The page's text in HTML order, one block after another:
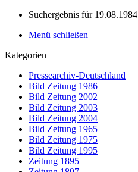
Suchergebnis für 19.08.1984
Menü schließen
Kategorien
Pressearchiv-Deutschland
Bild Zeitung 1986
Bild Zeitung 2002
Bild Zeitung 2003
Bild Zeitung 2004
Bild Zeitung 1965
Bild Zeitung 1975
Bild Zeitung 1995
Zeitung 1895